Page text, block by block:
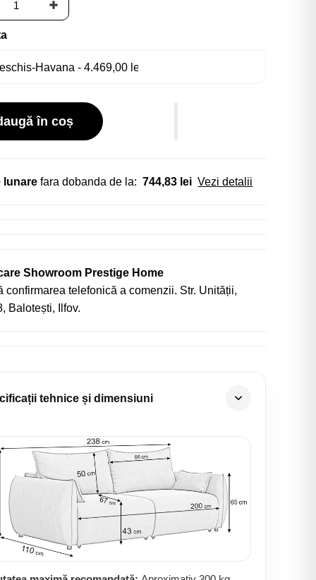
în coș
lunare fara dobanda de la: 744,83 lei Vezi detalii
Showroom Prestige Home
confirmarea telefonică a comenzii. Str. Unității,
Balotești, Ilfov.
tehnice și dimensiuni